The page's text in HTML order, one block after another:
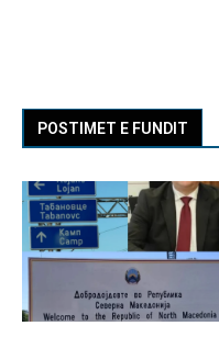
POSTIMET E FUNDIT